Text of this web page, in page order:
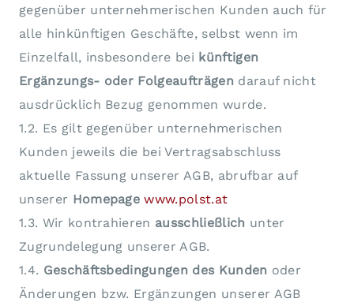
gegenüber unternehmerischen Kunden auch für
alle hinkünftigen Geschäfte, selbst wenn im
Einzelfall, insbesondere bei künftigen
Ergänzungs- oder Folgeaufträgen darauf nicht
ausdrücklich Bezug genommen wurde.
1.2. Es gilt gegenüber unternehmerischen
Kunden jeweils die bei Vertragsabschluss
aktuelle Fassung unserer AGB, abrufbar auf
unserer Homepage www.polst.at
1.3. Wir kontrahieren ausschließlich unter
Zugrundelegung unserer AGB.
1.4. Geschäftsbedingungen des Kunden oder
Änderungen bzw. Ergänzungen unserer AGB